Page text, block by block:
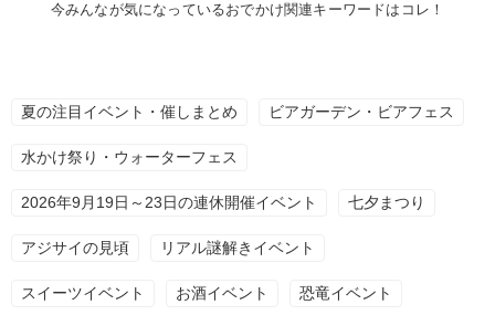
今みんなが気になっているおでかけ関連キーワードはコレ！
夏の注目イベント・催しまとめ ビアガーデン・ビアフェス
水かけ祭り・ウォーターフェス
2026年9月19日～23日の連休開催イベント 七夕まつり
アジサイの見頃 リアル謎解きイベント
スイーツイベント お酒イベント 恐竜イベント